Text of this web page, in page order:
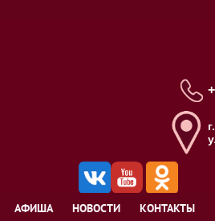
АФИША НОВОСТИ КОНТАКТЫ